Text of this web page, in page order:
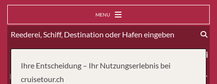
MENU
Erwachsene
Ihre Entscheidung – Ihr Nutzungserlebnis bei
cruisetour.ch